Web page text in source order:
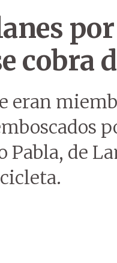
cobra
eran
Pabla, de